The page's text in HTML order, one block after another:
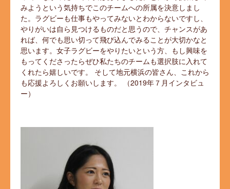
みようという気持ちでこのチームへの所属を決意しまし
た。ラグビーも仕事もやってみないとわからないですし、
やりがいは自ら見つけるものだと思うので、チャンスがあ
れば、何でも思い切って飛び込んでみることが大切かなと
思います。女子ラグビーをやりたいという方、もし興味を
もってくださったらぜひ私たちのチームも選択肢に入れて
くれたら嬉しいです。 そして地元横浜の皆さん、これから
も応援よろしくお願いします。 （2019年７月インタビュ
ー）